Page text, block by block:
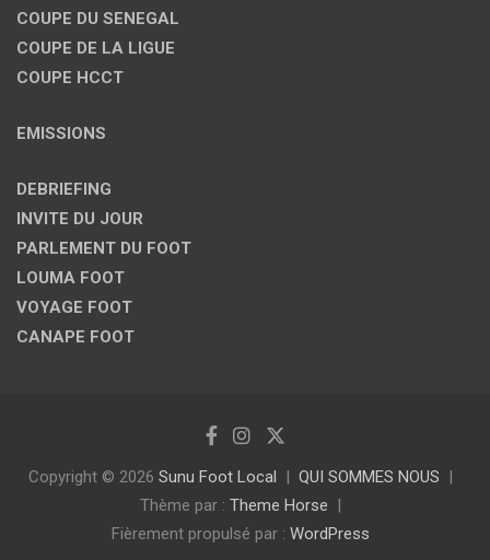
COUPE DU SENEGAL
COUPE DE LA LIGUE
COUPE HCCT
EMISSIONS
DEBRIEFING
INVITE DU JOUR
PARLEMENT DU FOOT
LOUMA FOOT
VOYAGE FOOT
CANAPE FOOT
Copyright © 2026 Sunu Foot Local
QUI SOMMES NOUS
Thème par : Theme Horse
Fièrement propulsé par : WordPress